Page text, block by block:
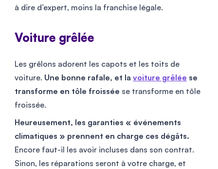
à dire d’expert, moins la franchise légale.
Voiture grêlée
Les grêlons adorent les capots et les toits de
voiture. Une bonne rafale, et la voiture grêlée se
transforme en tôle froissée se transforme en tôle
froissée.
Heureusement, les garanties « événements
climatiques » prennent en charge ces dégâts.
Encore faut-il les avoir incluses dans son contrat.
Sinon, les réparations seront à votre charge, et